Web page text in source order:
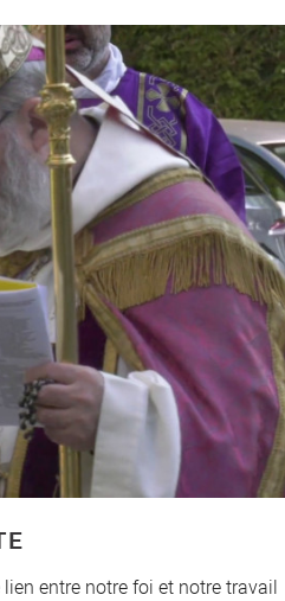
entre notre foi et notre travail